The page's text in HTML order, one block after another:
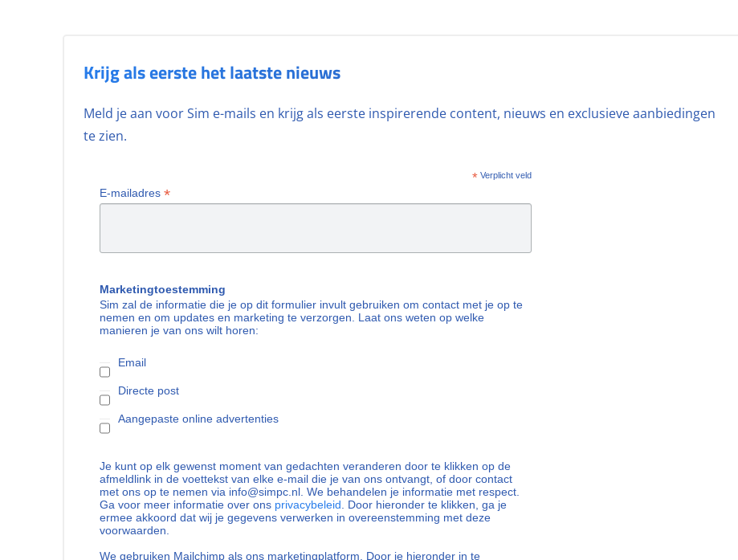
Krijg als eerste het laatste nieuws
Meld je aan voor Sim e-mails en krijg als eerste inspirerende content, nieuws en exclusieve aanbiedingen
te zien.
*Verplicht veld
E-mailadres *
Marketingtoestemming
Sim zal de informatie die je op dit formulier invult gebruiken om contact met je op te
nemen en om updates en marketing te verzorgen. Laat ons weten op welke
manieren je van ons wilt horen:
Email
Directe post
Aangepaste online advertenties
Je kunt op elk gewenst moment van gedachten veranderen door te klikken op de
afmeldlink in de voettekst van elke e-mail die je van ons ontvangt, of door contact
met ons op te nemen via info@simpc.nl. We behandelen je informatie met respect.
Ga voor meer informatie over ons privacybeleid . Door hieronder te klikken, ga je
ermee akkoord dat wij je gegevens verwerken in overeenstemming met deze
voorwaarden.
We gebruiken Mailchimp als ons marketingplatform. Door je hieronder in te